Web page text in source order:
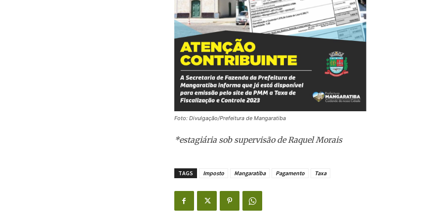
Foto: Divulgação/Prefeitura de Mangaratiba
*estagiária sob supervisão de Raquel Morais
TAGS Imposto Mangaratiba Pagamento Taxa